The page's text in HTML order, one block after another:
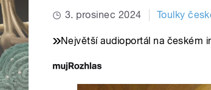
3. prosinec 2024 Toulky
Největší audioportál na českém